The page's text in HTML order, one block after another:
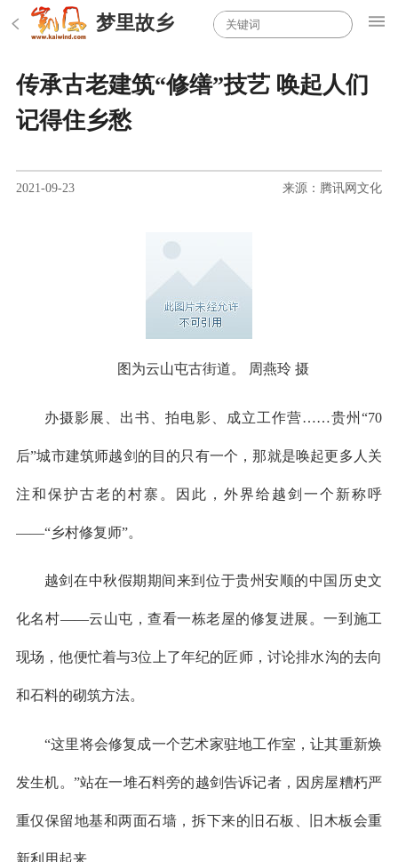
梦里故乡
传承古老建筑“修缮”技艺 唤起人们
记得住乡愁
2021-09-23 来源：腾讯网文化
图为云山屯古街道。 周燕玲 摄
办摄影展、出书、拍电影、成立工作营……贵州“70
后”城市建筑师越剑的目的只有一个，那就是唤起更多人关
注和保护古老的村寨。因此，外界给越剑一个新称呼
——“乡村修复师”。
越剑在中秋假期期间来到位于贵州安顺的中国历史文
化名村——云山屯，查看一栋老屋的修复进展。一到施工
现场，他便忙着与3位上了年纪的匠师，讨论排水沟的去向
和石料的砌筑方法。
“这里将会修复成一个艺术家驻地工作室，让其重新焕
发生机。”站在一堆石料旁的越剑告诉记者，因房屋糟朽严
重仅保留地基和两面石墙，拆下来的旧石板、旧木板会重